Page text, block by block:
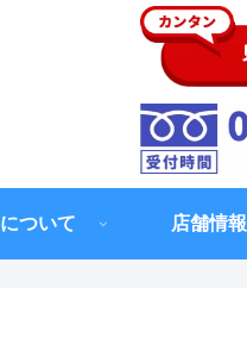
ついて 店舗情報